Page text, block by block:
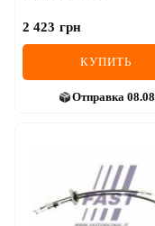
2 423 грн
КУПИТЬ
Отправка 08.08